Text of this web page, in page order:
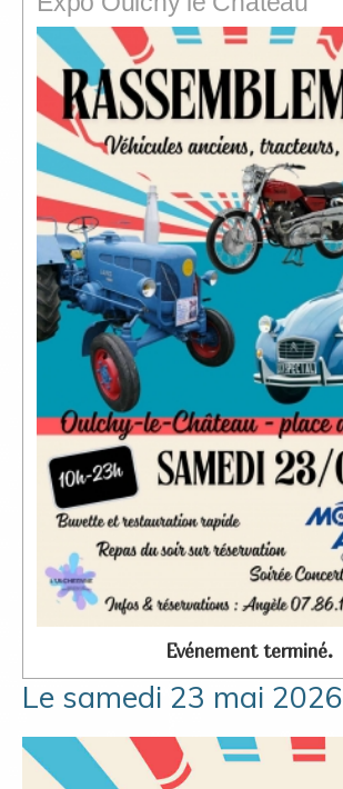
Evénement terminé.
Le samedi 23 mai 2026